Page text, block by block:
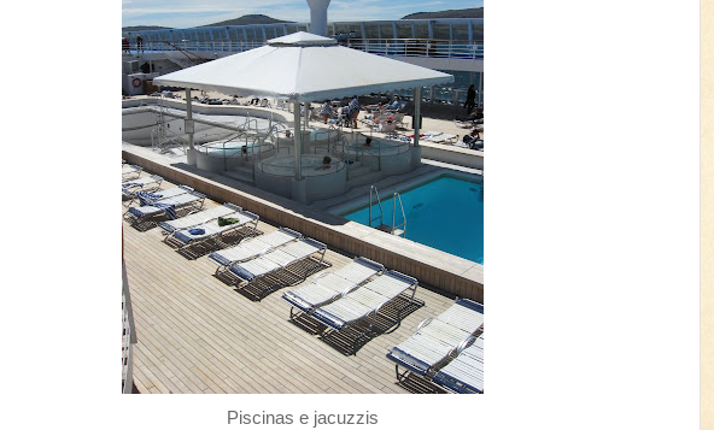
Piscinas e jacuzzis